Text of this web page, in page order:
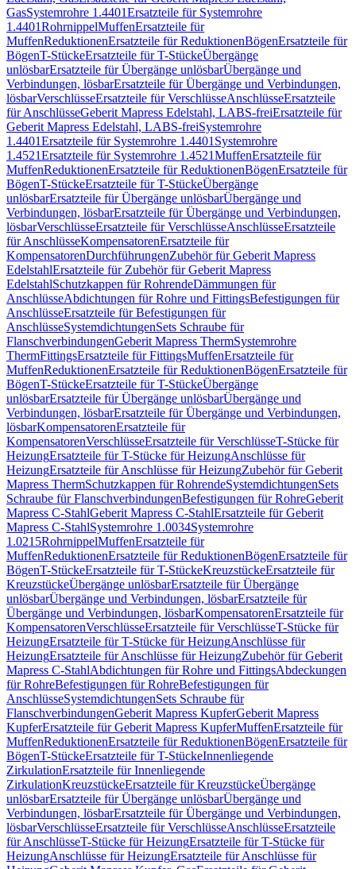
GasSystemrohre 1.4401Ersatzteile für Systemrohre
1.4401RohrnippelMuffenErsatzteile für
MuffenReduktionenErsatzteile für ReduktionenBögenErsatzteile für
BögenT-StückeErsatzteile für T-StückeÜbergänge
unlösbarErsatzteile für Übergänge unlösbarÜbergänge und
Verbindungen, lösbarErsatzteile für Übergänge und Verbindungen,
lösbarVerschlüsseErsatzteile für VerschlüsseAnschlüsseErsatzteile
für AnschlüsseGeberit Mapress Edelstahl, LABS-freiErsatzteile für
Geberit Mapress Edelstahl, LABS-freiSystemrohre
1.4401Ersatzteile für Systemrohre 1.4401 Systemrohre
1.4521Ersatzteile für Systemrohre 1.4521MuffenErsatzteile für
MuffenReduktionenErsatzteile für ReduktionenBögenErsatzteile für
BögenT-StückeErsatzteile für T-StückeÜbergänge
unlösbarErsatzteile für Übergänge unlösbarÜbergänge und
Verbindungen, lösbarErsatzteile für Übergänge und Verbindungen,
lösbarVerschlüsseErsatzteile für VerschlüsseAnschlüsseErsatzteile
für AnschlüsseKompensatorenErsatzteile für
KompensatorenDurchführungenZubehör für Geberit Mapress
EdelstahlErsatzteile für Zubehör für Geberit Mapress
EdelstahlSchutzkappen für RohrendeDämmungen für
AnschlüsseAbdichtungen für Rohre und FittingsBefestigungen für
AnschlüsseErsatzteile für Befestigungen für
AnschlüsseSystemdichtungenSets Schraube für
FlanschverbindungenGeberit Mapress ThermSystemrohre
ThermFittingsErsatzteile für FittingsMuffenErsatzteile für
MuffenReduktionenErsatzteile für ReduktionenBögenErsatzteile für
BögenT-StückeErsatzteile für T-StückeÜbergänge
unlösbarErsatzteile für Übergänge unlösbarÜbergänge und
Verbindungen, lösbarErsatzteile für Übergänge und Verbindungen,
lösbarKompensatorenErsatzteile für
KompensatorenVerschlüsseErsatzteile für VerschlüsseT-Stücke für
HeizungErsatzteile für T-Stücke für HeizungAnschlüsse für
HeizungErsatzteile für Anschlüsse für HeizungZubehör für Geberit
Mapress ThermSchutzkappen für RohrendeSystemdichtungenSets
Schraube für FlanschverbindungenBefestigungen für RohreGeberit
Mapress C-StahlGeberit Mapress C-StahlErsatzteile für Geberit
Mapress C-StahlSystemrohre 1.0034Systemrohre
1.0215RohrnippelMuffenErsatzteile für
MuffenReduktionenErsatzteile für ReduktionenBögenErsatzteile für
BögenT-StückeErsatzteile für T-StückeKreuzstückeErsatzteile für
KreuzstückeÜbergänge unlösbarErsatzteile für Übergänge
unlösbarÜbergänge und Verbindungen, lösbarErsatzteile für
Übergänge und Verbindungen, lösbarKompensatorenErsatzteile für
KompensatorenVerschlüsseErsatzteile für VerschlüsseT-Stücke für
HeizungErsatzteile für T-Stücke für HeizungAnschlüsse für
HeizungErsatzteile für Anschlüsse für HeizungZubehör für Geberit
Mapress C-StahlAbdichtungen für Rohre und FittingsAbdeckungen
für RohreBefestigungen für RohreBefestigungen für
AnschlüsseSystemdichtungenSets Schraube für
FlanschverbindungenGeberit Mapress KupferGeberit Mapress
KupferErsatzteile für Geberit Mapress KupferMuffenErsatzteile für
MuffenReduktionenErsatzteile für ReduktionenBögenErsatzteile für
BögenT-StückeErsatzteile für T-StückeInnenliegende
ZirkulationErsatzteile für Innenliegende
ZirkulationKreuzstückeErsatzteile für KreuzstückeÜbergänge
unlösbarErsatzteile für Übergänge unlösbarÜbergänge und
Verbindungen, lösbarErsatzteile für Übergänge und Verbindungen,
lösbarVerschlüsseErsatzteile für VerschlüsseAnschlüsseErsatzteile
für AnschlüsseT-Stücke für HeizungErsatzteile für T-Stücke für
HeizungAnschlüsse für HeizungErsatzteile für Anschlüsse für